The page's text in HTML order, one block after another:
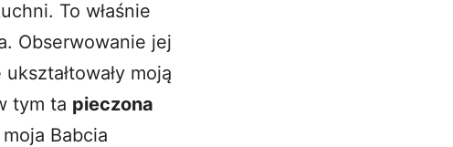
To właśnie
Obserwowanie jej
moją
tym ta pieczona
Babcia